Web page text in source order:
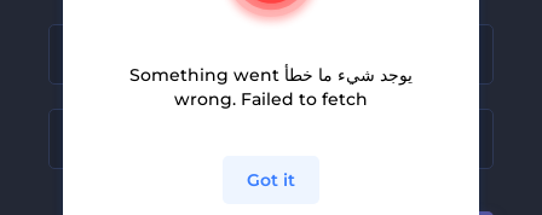
يوجد شيء ما خطأ Something went
wrong. Failed to fetch
Got it